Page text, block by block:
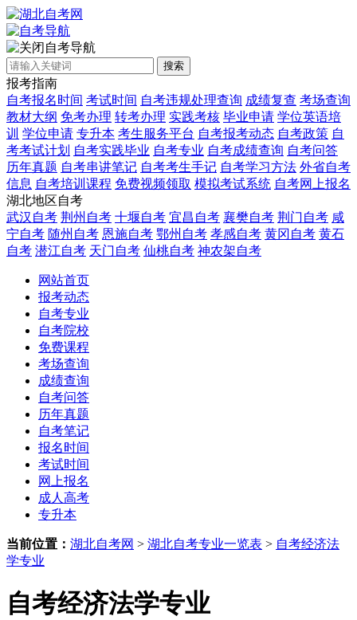
自考导航
搜索
报考指南
自考报名时间 考试时间 自考违规处理查询 成绩复查 考场查询
教材大纲 免考办理 转考办理 实践考核 毕业申请 学位英语培
训 学位申请 专升本 考生服务平台 自考报考动态 自考政策 自
考考试计划 自考实践毕业 自考专业 自考成绩查询 自考问答
历年真题 自考串讲笔记 自考考生手记 自考学习方法 外省自考
信息 自考培训课程 免费视频领取 模拟考试系统 自考网上报名
湖北地区自考
武汉自考 荆州自考 十堰自考 宜昌自考 襄樊自考 荆门自考 咸
宁自考 随州自考 恩施自考 鄂州自考 孝感自考 黄冈自考 黄石
自考 潜江自考 天门自考 仙桃自考 神农架自考
网站首页
报考动态
自考专业
自考院校
免费课程
考场查询
成绩查询
自考问答
历年真题
自考笔记
报名时间
考试时间
网上报名
成人高考
专升本
当前位置： 湖北自考网 > 湖北自考专业一览表 > 自考经济法
学专业
自考经济法学专业